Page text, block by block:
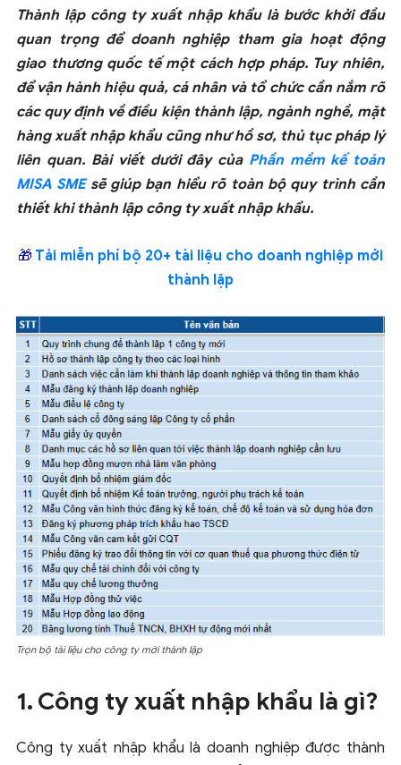
Thành lập công ty xuất nhập khẩu là bước khởi đầu
quan trọng để doanh nghiệp tham gia hoạt động
giao thương quốc tế một cách hợp pháp. Tuy nhiên,
để vận hành hiệu quả, cá nhân và tổ chức cần nắm rõ
các quy định về điều kiện thành lập, ngành nghề, mặt
hàng xuất nhập khẩu cũng như hồ sơ, thủ tục pháp lý
liên quan. Bài viết dưới đây của Phần mềm kế toán
MISA SMEsẽ giúp bạn hiểu rõ toàn bộ quy trình cần
thiết khi thành lập công ty xuất nhập khẩu.
🎁 Tải miễn phí bộ 20+ tài liệu cho doanh nghiệp mới
thành lập
Trọn bộ tài liệu cho công ty mới thành lập
1. Công ty xuất nhập khẩu là gì?
Công ty xuất nhập khẩu là doanh nghiệp được thành